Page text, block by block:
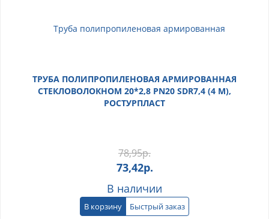
ТРУБА ПОЛИПРОПИЛЕНОВАЯ АРМИРОВАННАЯ
СТЕКЛОВОЛОКНОМ 20*2,8 PN20 SDR7,4 (4 М),
РОСТУРПЛАСТ
78,95р.
73,42р.
В наличии
В корзину Быстрый заказ